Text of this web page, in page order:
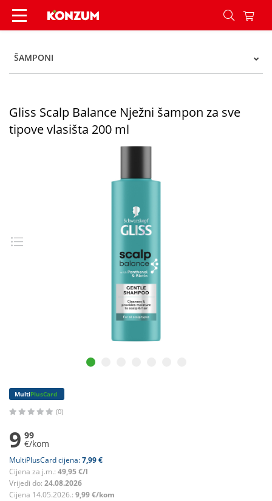
Gliss Scalp Balance Nježni šampon za sve
ŠAMPONI
Gliss Scalp Balance Nježni šampon za sve
tipove vlasišta 200 ml
MultiPlusCard
(0)
9 99
€/kom
MultiPlusCard cijena:7,99 €
Cijena za j.m.: 49,95 €/l
Vrijedi do: 24.08.2026
Cijena 14.05.2026.: 9,99 €/kom